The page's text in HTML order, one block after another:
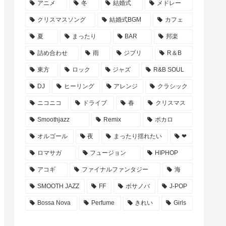
アニメ 冬 結婚式 メドレー
クリスマスソング 結婚式BGM カフェ
夏 まったり BAR 邦楽
詰め合わせ 雨 ジブリ R＆B
東方 ロック ジャズ R&B SOUL
DJ ヒーリング アレンジ クラシック
ニコニコ ドライブ 春 クリスマス
Smoothjazz Remix ボカロ
オルゴール 夜 まったり揺れたい ❤
ロマサガ フュージョン HIPHOP
アコギ ファイナルファンタジー 海
SMOOTH JAZZ FF ボサノバ J-POP
Bossa Nova Perfume きれい Girls